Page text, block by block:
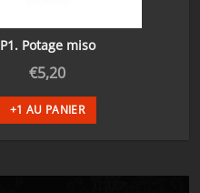
P1. Potage miso
€5,20
+1 AU PANIER